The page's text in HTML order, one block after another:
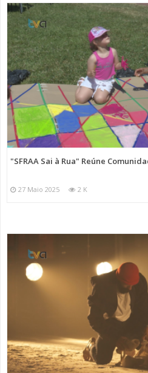
"SFRAA Sai à Rua" Reúne
27 Maio 2025 2 K